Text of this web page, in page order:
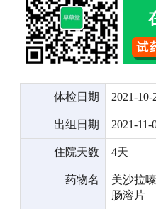
体检日期 2021-10-
出组日期 2021-11-
住院天数 4天
药物名
美沙拉
肠溶片